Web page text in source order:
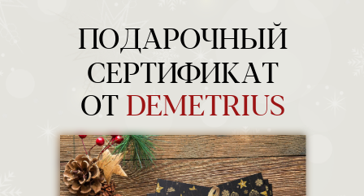
ПОДАРОЧНЫЙ
СЕРТИФИКАТ
ОТ DEMETRIUS